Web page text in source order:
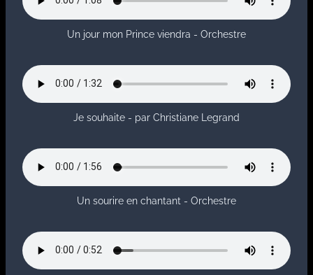
Un jour mon Prince viendra - Orchestre
Je souhaite - par Christiane Legrand
Un sourire en chantant - Orchestre